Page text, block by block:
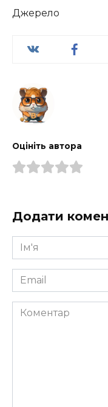
Джерело
Оцініть автора
Додати
Ім'я
*
Email
*
Коментар